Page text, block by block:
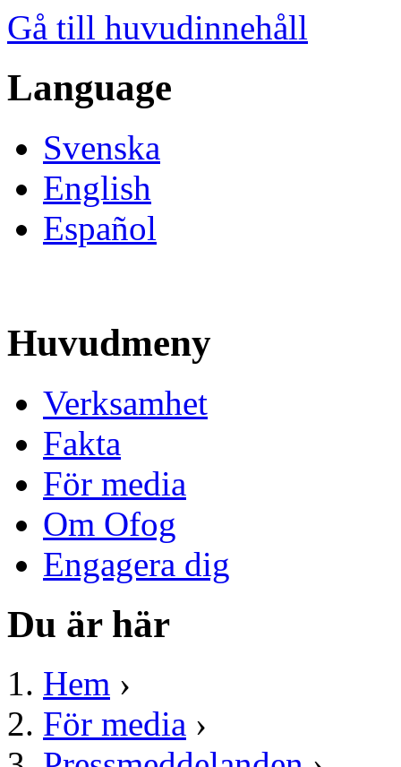
Gå till huvudinnehåll
Language
Svenska
English
Español
Huvudmeny
Verksamhet
Fakta
För media
Om Ofog
Engagera dig
Du är här
Hem ›
För media ›